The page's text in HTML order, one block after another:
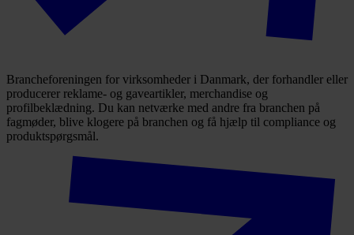
Brancheforeningen for virksomheder i Danmark, der forhandler eller
producerer reklame- og gaveartikler, merchandise og
profilbeklædning. Du kan netværke med andre fra branchen på
fagmøder, blive klogere på branchen og få hjælp til compliance og
produktspørgsmål.